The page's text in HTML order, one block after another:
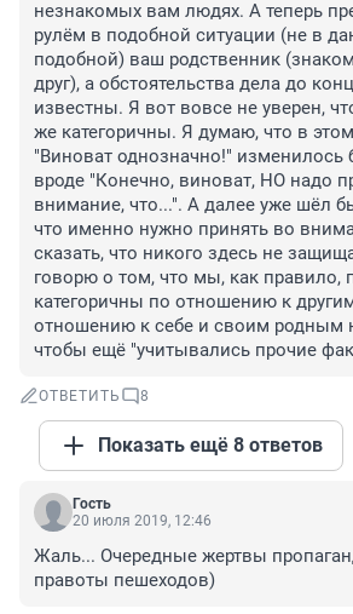
незнакомых вам людях. А теперь
рулём в подобной ситуации (не в
подобной) ваш родственник
друг), а обстоятельства дела до
известны. Я вот вовсе не уверен,
же категоричны. Я думаю, что в
"Виноват однозначно!" изменилось
вроде "Конечно, виноват, НО надо
внимание, что...". А далее уже шёл
что именно нужно принять во
сказать, что никого здесь не
говорю о том, что мы, как правило,
категоричны по отношению к
отношению к себе и своим родным
чтобы ещё "учитывались прочие
ОТВЕТИТЬ 8
Показать ещё 8 ответов
Гость
20 июля 2019, 12:46
Жаль... Очередные жертвы
правоты пешеходов)